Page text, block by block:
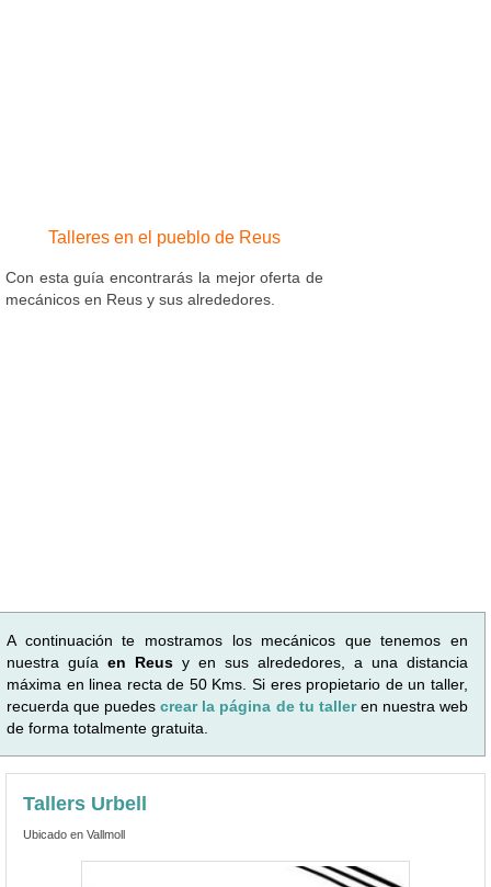
Talleres en el pueblo de Reus
Con esta guía encontrarás la mejor oferta de
mecánicos en Reus y sus alrededores.
A continuación te mostramos los mecánicos que tenemos en
nuestra guía en Reus y en sus alrededores, a una distancia
máxima en linea recta de 50 Kms. Si eres propietario de un taller,
recuerda que puedescrear la página de tu talleren nuestra web
de forma totalmente gratuita.
Tallers Urbell
Ubicado en Vallmoll